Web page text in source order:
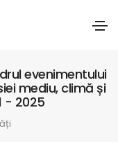
evenimentului
mediu, climă și
- 2025